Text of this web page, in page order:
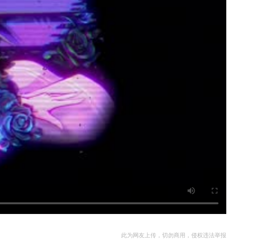
此为网友上传，切勿商用，侵权违法举报